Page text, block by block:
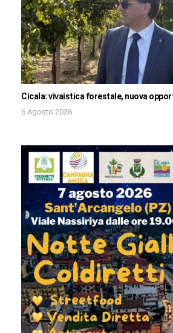
Cicala: vivaistica forestale, nuova
6 Agosto 2026